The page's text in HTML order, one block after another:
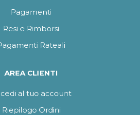
Pagamenti
Resi e Rimborsi
Rateali
AREA CLIENTI
al tuo account
Riepilogo Ordini